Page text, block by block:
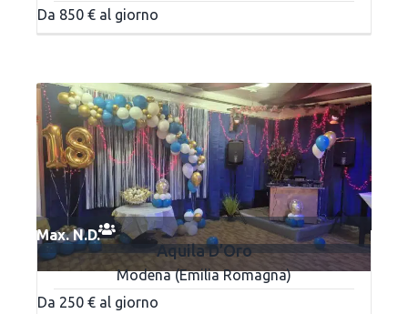
Da 850 € al giorno
Max. N.D.
Aquila D’Oro
Modena (Emilia Romagna)
Da 250 € al giorno